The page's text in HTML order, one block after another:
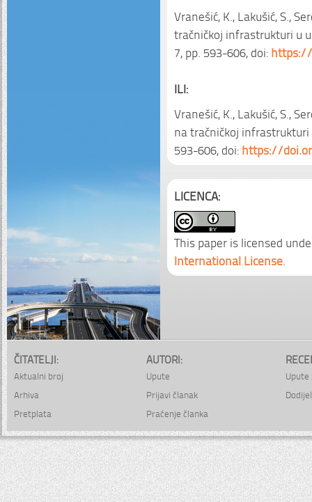
Vranešić, K., Lakušić, S.,
tračničkoj infrastrukturi u
7, pp. 593-606, doi:https://
ILI:
Vranešić, K., Lakušić, S.,
na tračničkoj
593-606, doi:https://
LICENCA:
This paper is licensed
International License
ČITATELJI:
Aktualni broj
Arhiva
Pretplata
AUTORI:
Upute
Prijavi članak
Praćenje članka
Upute